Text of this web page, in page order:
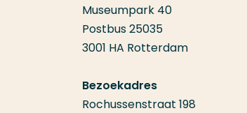
Museumpark 40
Postbus 25035
3001 HA Rotterdam
Bezoekadres
Rochussenstraat 198